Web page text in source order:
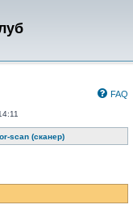
FAQ
scan (сканер)